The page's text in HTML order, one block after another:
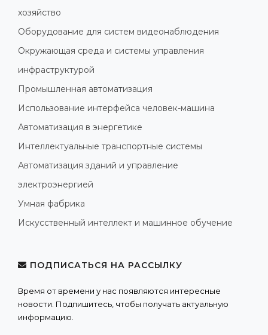
хозяйство
Оборудование для систем видеонаблюдения
Окружающая среда и системы управления
инфраструктурой
Промышленная автоматизация
Использование интерфейса человек-машина
Автоматизация в энергетике
Интеллектуальные транспортные системы
Автоматизация зданий и управление
электроэнергией
Умная фабрика
Искусственный интеллект и машинное обучение
ПОДПИСАТЬСЯ НА РАССЫЛКУ
Время от времени у нас появляются интересные
новости. Подпишитесь, чтобы получать актуальную
информацию.